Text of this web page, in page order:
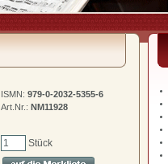
ISMN: 979-0-2032-5355-6
Art.Nr.: NM11928
Stück